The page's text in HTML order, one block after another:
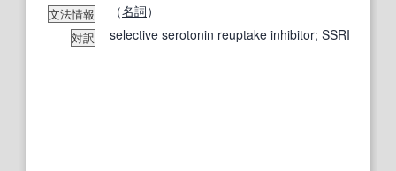
文法情報 （名詞）
対訳 selective serotonin reuptake inhibitor; SSRI